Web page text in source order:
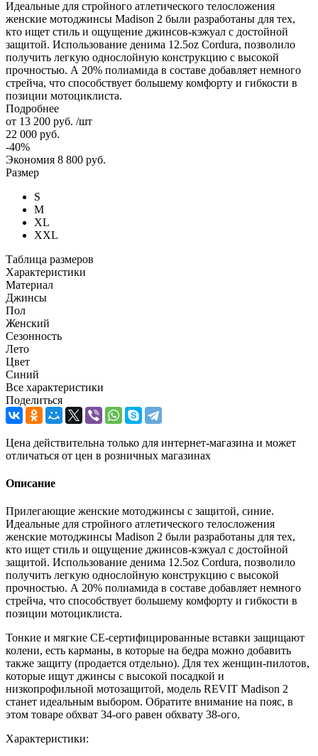
Идеальные для стройного атлетического телосложения
женские мотоджинсы Madison 2 были разработаны для тех,
кто ищет стиль и ощущение джинсов-кэжуал с достойной
защитой. Использование денима 12.5oz Cordura, позволило
получить легкую однослойную конструкцию с высокой
прочностью. А 20% полиамида в составе добавляет немного
стрейча, что способствует большему комфорту и гибкости в
позиции мотоциклиста.
Подробнее
от 13 200 руб. /шт
22 000 руб.
-40%
Экономия 8 800 руб.
Размер
S
M
XL
XXL
Таблица размеров
Характеристики
Материал
Джинсы
Пол
Женский
Сезонность
Лето
Цвет
Синий
Все характеристики
Поделиться
Цена действительна только для интернет-магазина и может
отличаться от цен в розничных магазинах
Описание
Прилегающие женские мотоджинсы с защитой, синие.
Идеальные для стройного атлетического телосложения
женские мотоджинсы Madison 2 были разработаны для тех,
кто ищет стиль и ощущение джинсов-кэжуал с достойной
защитой. Использование денима 12.5oz Cordura, позволило
получить легкую однослойную конструкцию с высокой
прочностью. А 20% полиамида в составе добавляет немного
стрейча, что способствует большему комфорту и гибкости в
позиции мотоциклиста.
Тонкие и мягкие CE-сертифицированные вставки защищают
колени, есть карманы, в которые на бедра можно добавить
также защиту (продается отдельно). Для тех женщин-пилотов,
которые ищут джинсы с высокой посадкой и
низкопрофильной мотозащитой, модель REVIT Madison 2
станет идеальным выбором. Обратите внимание на пояс, в
этом товаре обхват 34-ого равен обхвату 38-ого.
Характеристики: